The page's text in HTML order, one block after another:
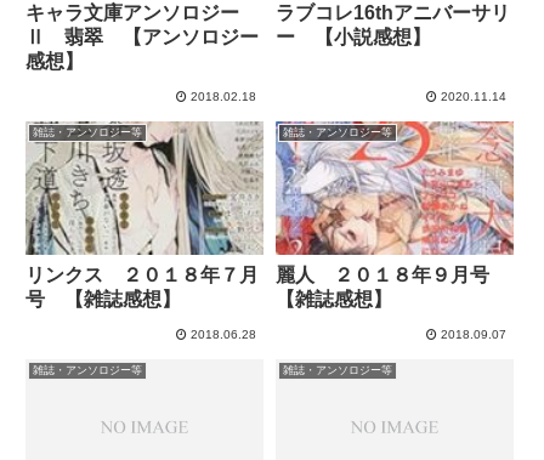
キャラ文庫アンソロジー
Ⅱ 翡翠 【アンソロジー
感想】
2018.02.18
ラブコレ16thアニバーサリ
ー 【小説感想】
2020.11.14
雑誌・アンソロジー等
リンクス ２０１８年７月
号 【雑誌感想】
2018.06.28
雑誌・アンソロジー等
麗人 ２０１８年９月号
【雑誌感想】
2018.09.07
雑誌・アンソロジー等 雑誌・アンソロジー等